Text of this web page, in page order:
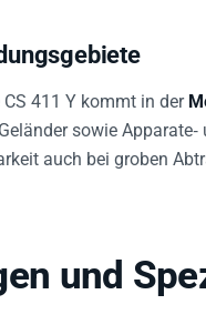
411 Y kommt in der
sowie
auch bei groben
und